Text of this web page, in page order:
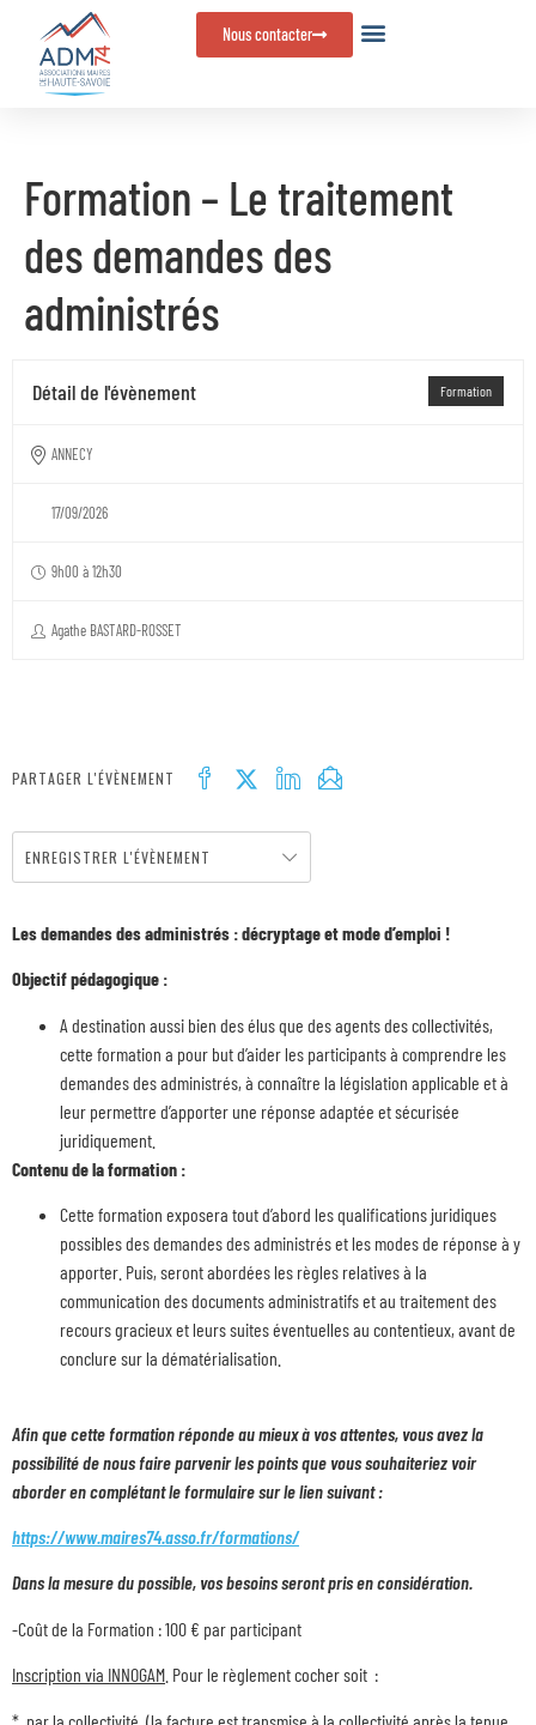
Nous contacter
Formation – Le traitement
des demandes des
administrés
Formation
Détail de l'évènement
ANNECY
17/09/2026
9h00 à 12h30
Agathe BASTARD-ROSSET
PARTAGER L'ÉVÈNEMENT
ENREGISTRER L'ÉVÈNEMENT
Les demandes des administrés : décryptage et mode d’emploi !
Objectif pédagogique :
A destination aussi bien des élus que des agents des collectivités,
cette formation a pour but d’aider les participants à comprendre les
demandes des administrés, à connaître la législation applicable et à
leur permettre d’apporter une réponse adaptée et sécurisée
juridiquement.
Contenu de la formation :
Cette formation exposera tout d’abord les qualifications juridiques
possibles des demandes des administrés et les modes de réponse à y
apporter. Puis, seront abordées les règles relatives à la
communication des documents administratifs et au traitement des
recours gracieux et leurs suites éventuelles au contentieux, avant de
conclure sur la dématérialisation.
Afin que cette formation réponde au mieux à vos attentes, vous avez la
possibilité de nous faire parvenir les points que vous souhaiteriez voir
aborder en complétant le formulaire sur le lien suivant :
https://www.maires74.asso.fr/formations/
Dans la mesure du possible, vos besoins seront pris en considération.
-Coût de la Formation : 100 € par participant
Inscription via INNOGAM . Pour le règlement cocher soit :
* par la collectivité (la facture est transmise à la collectivité après la tenue
Panneau de gestion des cookies